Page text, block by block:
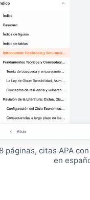
páginas, citas APA
en